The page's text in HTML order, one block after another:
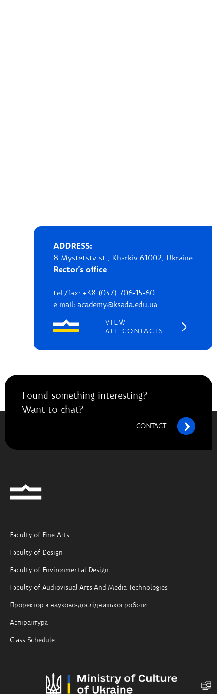
ADDRESS:
8 Mystetstv st., Kharkiv 61002, Ukraine
Rector's office
tel./fax: +38 (057) 706-15-60
e-mail: academy@ksada.edu.ua
VIEW
ALL CONTACTS
Found something interesting?
Want to chat?
CONTACT
Faculty of Fine Arts
Faculty of Design
Faculty of Environmental Design
Faculty of Audiovisual Arts And Media Technologies
Проректор з науково-дослідницької роботи
Аспірантура
Class Schedule